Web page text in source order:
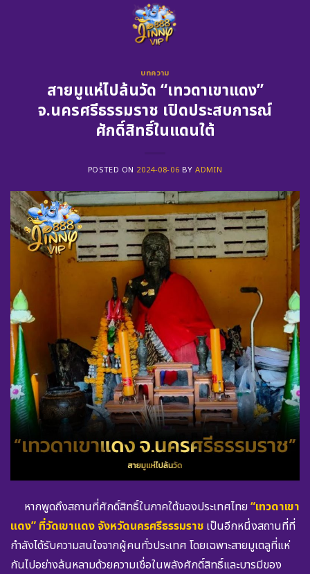
บทความ
สายมูแห่ไปล้นวัด “เทวดาเขาแดง”
จ.นครศรีธรรมราช เปิดประสบการณ์
ศักดิ์สิทธิ์ในแดนใต้
POSTED ON 2024-08-06 BYADMIN
หากพูดถึงสถานที่ศักดิ์สิทธิ์ในภาคใต้ของประเทศไทย“เทวดาเขา
แดง” ที่วัดเขาแดง จังหวัดนครศรีธรรมราช เป็นอีกหนึ่งสถานที่ที่
กำลังได้รับความสนใจจากผู้คนทั่วประเทศ โดยเฉพาะสายมูเตลูที่แห่
กันไปอย่างล้นหลามด้วยความเชื่อในพลังศักดิ์สิทธิ์และบารมีของ